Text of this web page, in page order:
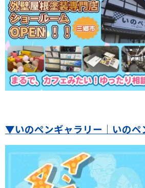
▼いのペンギャラリー｜いの